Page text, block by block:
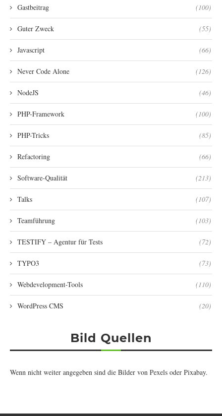
Gastbeitrag (100)
Guter Zweck (55)
Javascript (66)
Never Code Alone (126)
NodeJS (46)
PHP-Framework (100)
PHP-Tricks (85)
Refactoring (66)
Software-Qualität (213)
Talks (107)
Teamführung (103)
TESTIFY – Agentur für Tests (72)
TYPO3 (73)
Webdevelopment-Tools (110)
WordPress CMS (20)
Bild Quellen
Wenn nicht weiter angegeben sind die Bilder von Pexels oder Pixabay.